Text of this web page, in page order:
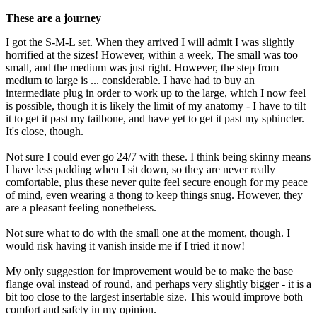
These are a journey
I got the S-M-L set. When they arrived I will admit I was slightly
horrified at the sizes! However, within a week, The small was too
small, and the medium was just right. However, the step from
medium to large is ... considerable. I have had to buy an
intermediate plug in order to work up to the large, which I now feel
is possible, though it is likely the limit of my anatomy - I have to tilt
it to get it past my tailbone, and have yet to get it past my sphincter.
It's close, though.
Not sure I could ever go 24/7 with these. I think being skinny means
I have less padding when I sit down, so they are never really
comfortable, plus these never quite feel secure enough for my peace
of mind, even wearing a thong to keep things snug. However, they
are a pleasant feeling nonetheless.
Not sure what to do with the small one at the moment, though. I
would risk having it vanish inside me if I tried it now!
My only suggestion for improvement would be to make the base
flange oval instead of round, and perhaps very slightly bigger - it is a
bit too close to the largest insertable size. This would improve both
comfort and safety in my opinion.